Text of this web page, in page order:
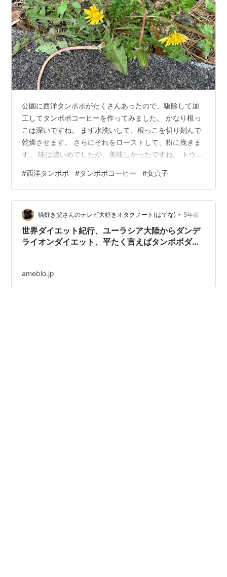
公園に西洋タンポポがたくさんあったので、駆除して加
工してタンポポコーヒーを作ってみました。 かなり根っ
こは深いですね。 まず水洗いして、根っこを切り刻んで
乾燥させます。 さらにそれをローストして、粉に挽きま
す。 味は濃いめでしたが、美味しかったですね。 トウネ
カフェインレスでヘルシー。 女貞子コーヒーの方が機能
性がありますが、タンポポコーヒー、これはこれでアリ
かも。 またやってみようかと思います。
#西洋タンポポ #タンポポコーヒー #女貞子
猫好き父さんのテレビ大好きオタクノート(はてな) • 5年前
世界ダイエット紀行、ユーラシア大陸からダンデ
ライオンダイエット、平たく言えばタンポポダイ